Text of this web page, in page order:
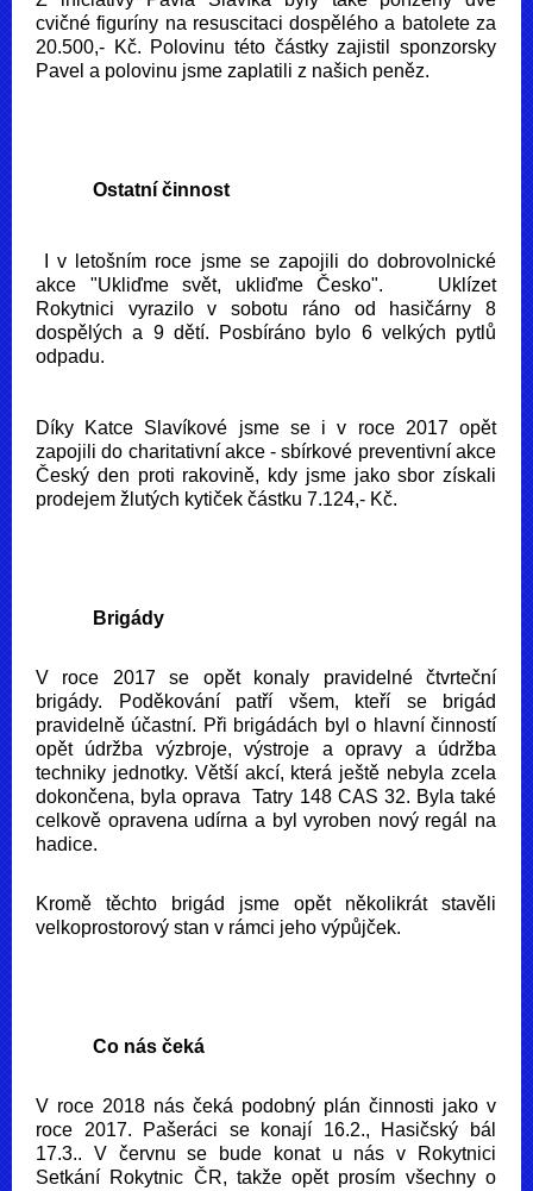
cvičné figuríny na resuscitaci dospělého a batolete za
20.500,- Kč. Polovinu této částky zajistil sponzorsky
Pavel a polovinu jsme zaplatili z našich peněz.
Ostatní činnost
I v letošním roce jsme se zapojili do dobrovolnické
akce "Ukliďme svět, ukliďme Česko". Uklízet
Rokytnici vyrazilo v sobotu ráno od hasičárny 8
dospělých a 9 dětí. Posbíráno bylo 6 velkých pytlů
odpadu.
Díky Katce Slavíkové jsme se i v roce 2017 opět
zapojili do charitativní akce - sbírkové preventivní akce
Český den proti rakovině, kdy jsme jako sbor získali
prodejem žlutých kytiček částku 7.124,- Kč.
Brigády
V roce 2017 se opět konaly pravidelné čtvrteční
brigády. Poděkování patří všem, kteří se brigád
pravidelně účastní. Při brigádách byl o hlavní činností
opět údržba výzbroje, výstroje a opravy a údržba
techniky jednotky. Větší akcí, která ještě nebyla zcela
dokončena, byla oprava Tatry 148 CAS 32. Byla také
celkově opravena udírna a byl vyroben nový regál na
hadice.
Kromě těchto brigád jsme opět několikrát stavěli
velkoprostorový stan v rámci jeho výpůjček.
Co nás čeká
V roce 2018 nás čeká podobný plán činnosti jako v
roce 2017. Pašeráci se konají 16.2., Hasičský bál
17.3.. V červnu se bude konat u nás v Rokytnici
Setkání Rokytnic ČR, takže opět prosím všechny o